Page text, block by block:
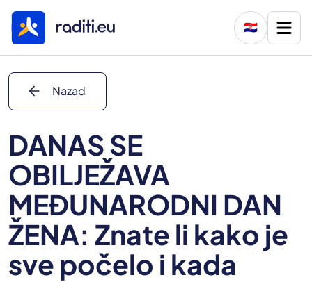
🇭🇷
arrow_back Nazad
DANAS SE
OBILJEŽAVA
MEĐUNARODNI DAN
ŽENA: Znate li kako je
sve počelo i kada